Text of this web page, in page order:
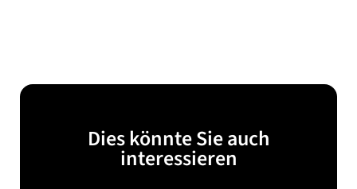
Dies könnte Sie auch
interessieren